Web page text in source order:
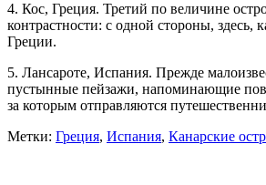
4. Кос, Греция. Третий по величине
контрастности: с одной стороны,
Греции.
5. Лансароте, Испания. Прежде
пустынные пейзажи, напоминающие
за которым отправляются
Метки: Греция, Испания, Канарские